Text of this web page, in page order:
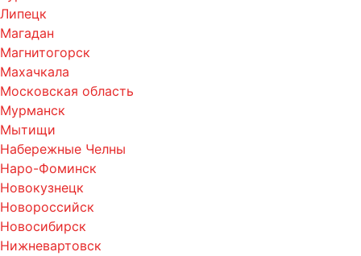
Липецк
Магадан
Магнитогорск
Махачкала
Московская область
Мурманск
Мытищи
Набережные Челны
Наро-Фоминск
Новокузнецк
Новороссийск
Новосибирск
Нижневартовск